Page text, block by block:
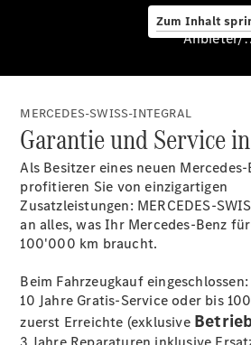
Zum Inhalt
Hilfe
unterwegs
Dienstleistungen
& Garantien
MERCEDES-SWISS-INTEGRAL
Garantie und Service
Als Besitzer eines neuen
profitieren Sie von einzigartigen
Zusatzleistungen: MERCEDES-
an alles, was Ihr Mercedes-Benz
100'000 km braucht.
Beim Fahrzeugkauf eingeschlossen:
10 Jahre Gratis-Service oder bis
zuerst Erreichte (exklusive